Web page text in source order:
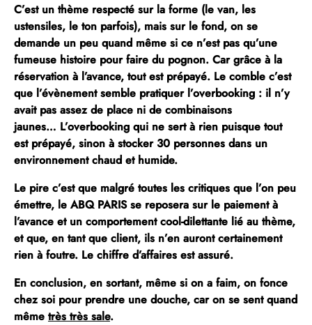
C’est un thème respecté sur la forme (le van, les
ustensiles, le ton parfois), mais sur le fond, on se
demande un peu quand même si ce n’est pas qu’une
fumeuse histoire pour faire du pognon. Car grâce à la
réservation à l’avance, tout est prépayé. Le comble c’est
que l’évènement semble pratiquer l’overbooking : il n’y
avait pas assez de place ni de combinaisons
jaunes… L’overbooking qui ne sert à rien puisque tout
est prépayé, sinon à stocker 30 personnes dans un
environnement chaud et humide.
Le pire c’est que malgré toutes les critiques que l’on peu
émettre, le ABQ PARIS se reposera sur le paiement à
l’avance et un comportement cool-dilettante lié au thème,
et que, en tant que client, ils n’en auront certainement
rien à foutre. Le chiffre d’affaires est assuré.
En conclusion, en sortant, même si on a faim, on fonce
chez soi pour prendre une douche, car on se sent quand
même très très sale.